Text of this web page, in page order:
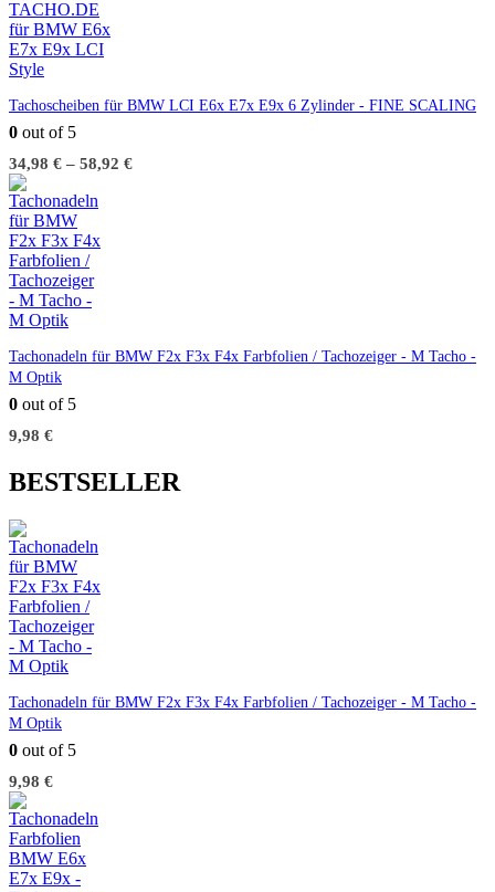
Tachoscheiben für BMW LCI E6x E7x E9x 6 Zylinder - FINE SCALING
0 out of 5
34,98 € – 58,92 €
Tachonadeln für BMW F2x F3x F4x Farbfolien / Tachozeiger - M Tacho -
M Optik
0 out of 5
9,98 €
BESTSELLER
Tachonadeln für BMW F2x F3x F4x Farbfolien / Tachozeiger - M Tacho -
M Optik
0 out of 5
9,98 €